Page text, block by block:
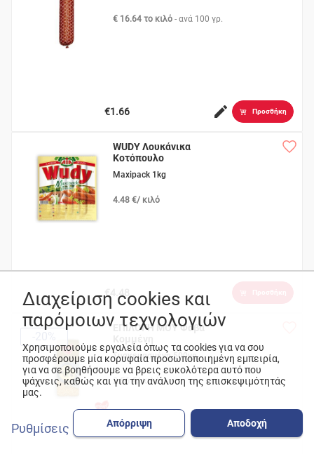
€ 16.64 το κιλό - ανά 100 γρ.
€1.66 Προσθήκη
WUDY Λουκάνικα
Κοτόπουλο
Γαλοπούλα
Maxipack 1kg
4.48 €/ κιλό
€4.48
ΕΠΙΛΟΓΗ ΜΟΥ Φάβα
Συσκευασμένη 500γρ.
2.56 €/ κιλό
Διαχείριση cookies και
παρόμοιων τεχνολογιών
Χρησιμοποιούμε εργαλεία όπως τα cookies για να σου
προσφέρουμε μία κορυφαία προσωποποιημένη εμπειρία,
για να σε βοηθήσουμε να βρεις ευκολότερα αυτό που
ψάχνεις, καθώς και για την ανάλυση της επισκεψιμότητάς
μας.
Ρυθμίσεις Απόρριψη Αποδοχή